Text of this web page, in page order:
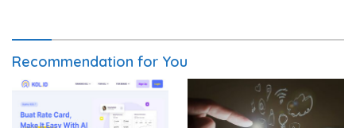
Recommendation for You